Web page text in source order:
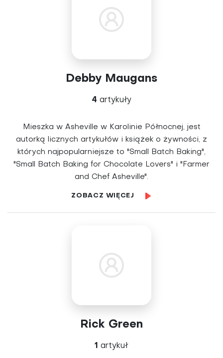
Debby Maugans
4 artykuły
Mieszka w Asheville w Karolinie Północnej, jest
autorką licznych artykułów i książek o żywności, z
których najpopularniejsze to "Small Batch Baking",
"Small Batch Baking for Chocolate Lovers" i "Farmer
and Chef Asheville".
ZOBACZ WIĘCEJ
Rick Green
1 artykuł